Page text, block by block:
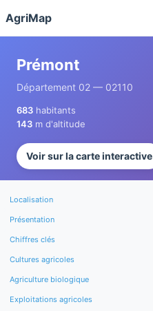
AgriMap
Prémont
Département 02 — 02110
683 habitants
143 m d'altitude
Voir sur la carte interactive
Localisation
Présentation
Chiffres clés
Cultures agricoles
Agriculture biologique
Exploitations agricoles